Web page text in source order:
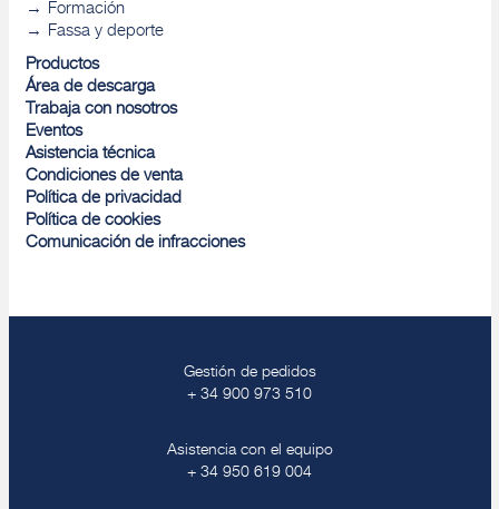
Formación
Fassa y deporte
Productos
Área de descarga
Trabaja con nosotros
Eventos
Asistencia técnica
Condiciones de venta
Política de privacidad
Política de cookies
Comunicación de infracciones
Gestión de pedidos
+ 34 900 973 510
Asistencia con el equipo
+ 34 950 619 004